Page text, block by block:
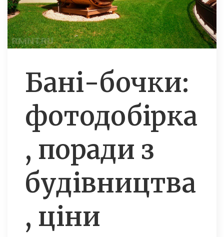
Бані-бочки:
фотодобірка
, поради з
будівництва
, ціни